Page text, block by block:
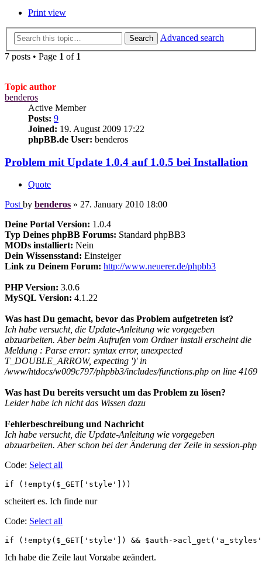
Print view
Search
Advanced search
7 posts • Page 1 of 1
Topic author
benderos
Active Member
Posts: 9
Joined: 19. August 2009 17:22
phpBB.de User: benderos
Problem mit Update 1.0.4 auf 1.0.5 bei Installation
Quote
Post by benderos » 27. January 2010 18:00
Deine Portal Version: 1.0.4
Typ Deines phpBB Forums: Standard phpBB3
MODs installiert: Nein
Dein Wissensstand: Einsteiger
Link zu Deinem Forum: http://www.neuerer.de/phpbb3
PHP Version: 3.0.6
MySQL Version: 4.1.22
Was hast Du gemacht, bevor das Problem aufgetreten ist?
Ich habe versucht, die Update-Anleitung wie vorgegeben
abzuarbeiten. Aber beim Aufrufen vom Ordner install erscheint die
Meldung : Parse error: syntax error, unexpected
T_DOUBLE_ARROW, expecting ')' in
/www/htdocs/w009c797/phpbb3/includes/functions.php on line 4169
Was hast Du bereits versucht um das Problem zu lösen?
Leider habe ich nicht das Wissen dazu
Fehlerbeschreibung und Nachricht
Ich habe versucht, die Update-Anleitung wie vorgegeben
abzuarbeiten. Aber schon bei der Änderung der Zeile in session-php
Code: Select all
if (!empty($_GET['style']))
scheitert es. Ich finde nur
Code: Select all
if (!empty($_GET['style']) && $auth->acl_get('a_styles')
Ich habe die Zeile laut Vorgabe geändert.